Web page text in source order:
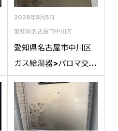
2026年8月5日
愛知県名古屋市中川区
愛知県名古屋市中川区
ガス給湯器>パロマ交換
工事施工事例：ハウス
テックWZ161FEPから
パロマFH-2023SAW-1
への交換